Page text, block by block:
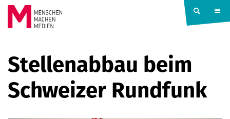
Springe zum Inhalt
MACHEN
MEDIEN
Stellenabbau beim
Schweizer Rundfunk